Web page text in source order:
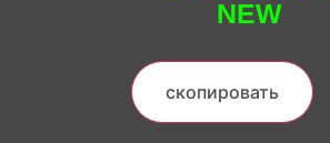
NEW
скопировать